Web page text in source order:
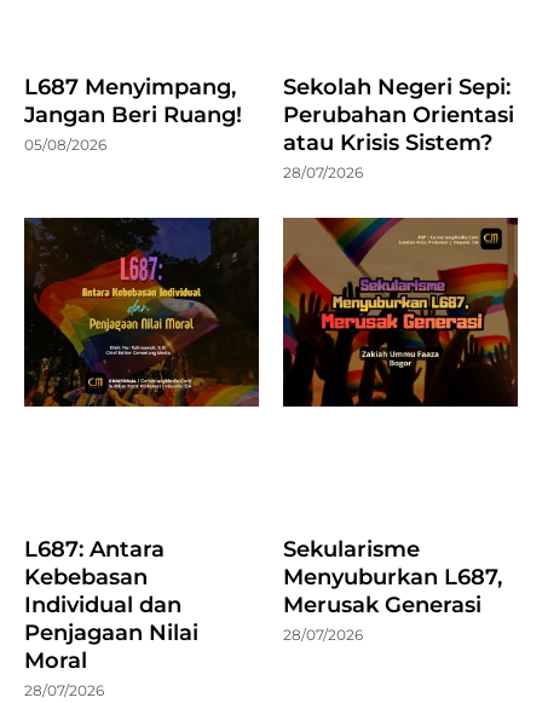
L687 Menyimpang,
Jangan Beri Ruang!
05/08/2026
Sekolah Negeri Sepi:
Perubahan Orientasi
atau Krisis Sistem?
28/07/2026
L687: Antara
Kebebasan
Individual dan
Penjagaan Nilai
Moral
28/07/2026
Sekularisme
Menyuburkan L687,
Merusak Generasi
28/07/2026